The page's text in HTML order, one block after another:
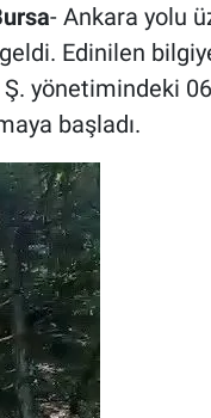
- Ankara yolu
Edinilen
yönetimindeki
başladı.